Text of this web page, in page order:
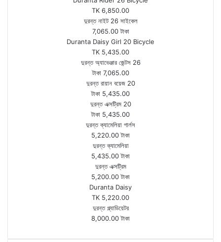
TK 6,850.00
দুরন্ত নাইট 26 সাইকেল
7,065.00 টাকা
Duranta Daisy Girl 20 Bicycle
TK 5,435.00
দুরন্ত অ্যাভেঞ্জার জেন্টস 26
টাকা 7,065.00
দুরন্ত রায়ান বয়েজ 20
টাকা 5,435.00
দুরন্ত এক্সট্রিম 20
টাকা 5,435.00
দুরন্ত ক্যামেলিয়া গার্লস
5,220.00 টাকা
দুরন্ত ক্যামেলিয়া
5,435.00 টাকা
দুরন্ত এক্সট্রিম
5,200.00 টাকা
Duranta Daisy
TK 5,220.00
দুরন্ত গ্ল্যাডিয়েটর
8,000.00 টাকা